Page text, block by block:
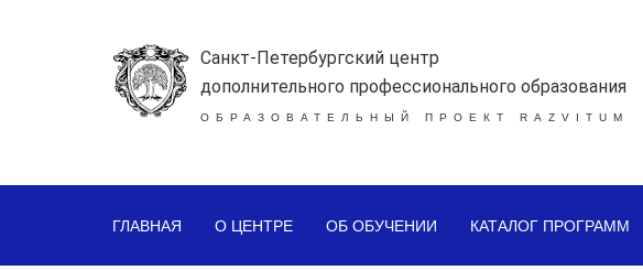
Санкт-Петербургский центр
дополнительного профессионального образования
ОБРАЗОВАТЕЛЬНЫЙ ПРОЕКТ RAZVITUM
ГЛАВНАЯ О ЦЕНТРЕ ОБ ОБУЧЕНИИ КАТАЛОГ ПРОГРАММ